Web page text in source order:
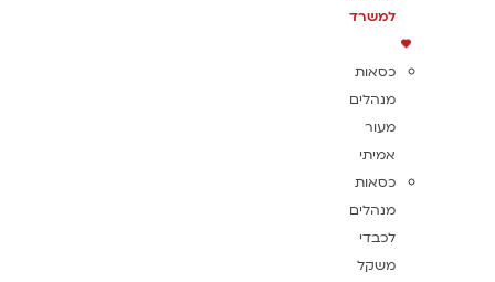
למשרד
כסאות
מנהלים
מעור
אמיתי
כסאות
מנהלים
לכבדי
משקל